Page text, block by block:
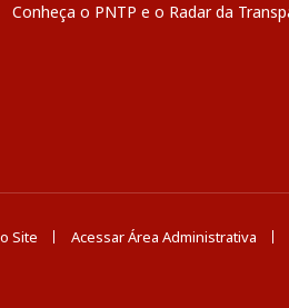
Conheça o PNTP e o Radar da
Site Acessar Área Administrativa